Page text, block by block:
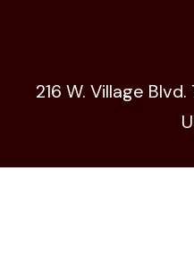
216 W. Village